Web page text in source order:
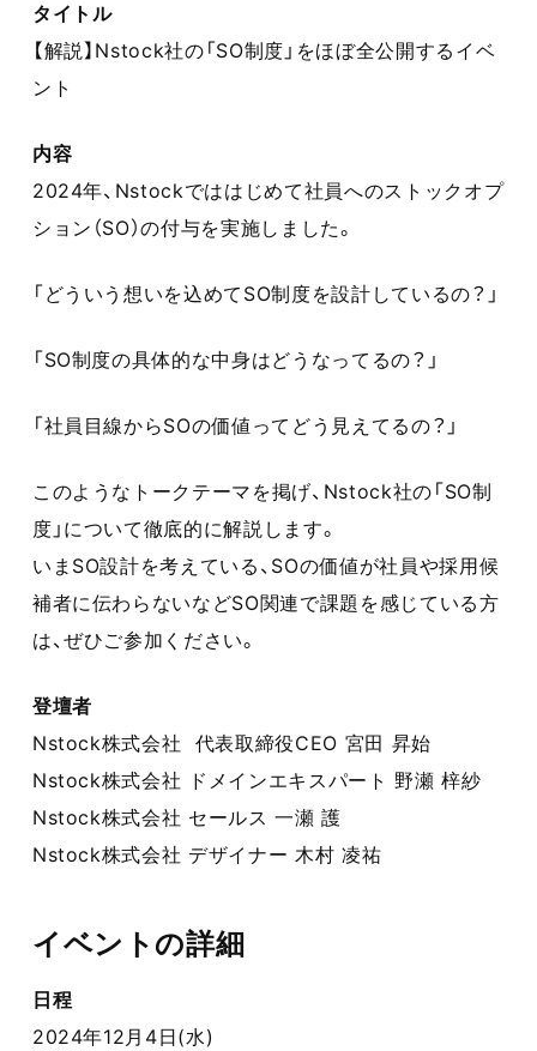
タイトル
【解説】Nstock社の「SO制度」をほぼ全公開するイベ
ント
内容
2024年、Nstockでははじめて社員へのストックオプ
ション（SO）の付与を実施しました。
「どういう想いを込めてSO制度を設計しているの？」
「SO制度の具体的な中身はどうなってるの？」
「社員目線からSOの価値ってどう見えてるの？」
このようなトークテーマを掲げ、Nstock社の「SO制
度」について徹底的に解説します。
いまSO設計を考えている、SOの価値が社員や採用候
補者に伝わらないなどSO関連で課題を感じている方
は、ぜひご参加ください。
登壇者
Nstock株式会社 代表取締役CEO 宮田 昇始
Nstock株式会社 ドメインエキスパート 野瀬 梓紗
Nstock株式会社 セールス 一瀬 護
Nstock株式会社 デザイナー 木村 凌祐
イベントの詳細
日程
2024年12月4日(水)